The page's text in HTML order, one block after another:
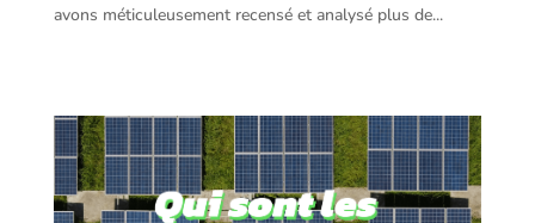
avons méticuleusement recensé et analysé plus de...